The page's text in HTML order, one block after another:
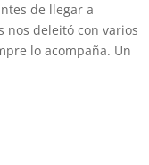
de llegar a
nos deleitó con varios
lo acompaña. Un